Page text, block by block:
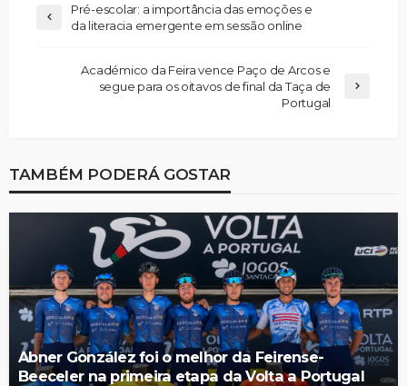
Pré-escolar: a importância das emoções e
da literacia emergente em sessão online
Académico da Feira vence Paço de Arcos e
segue para os oitavos de final da Taça de
Portugal
TAMBÉM PODERÁ GOSTAR
Abner González foi o melhor da Feirense-
Beeceler na primeira etapa da Volta a Portugal